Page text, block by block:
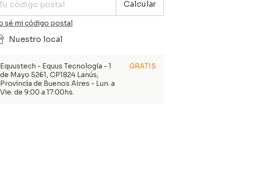
Calcular
sé mi código postal
Nuestro local
Equustech - Equus Tecnología - 1
de Mayo 5261, CP1824 Lanús,
Provincia de Buenos Aires - Lun. a
Vie. de 9:00 a 17:00hs.
GRATIS